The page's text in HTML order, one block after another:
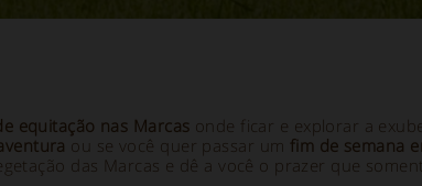
equitação nas Marcas onde ficar e explorar a
ou se você quer passar um fim de semana
das Marcas e dê a você o prazer que